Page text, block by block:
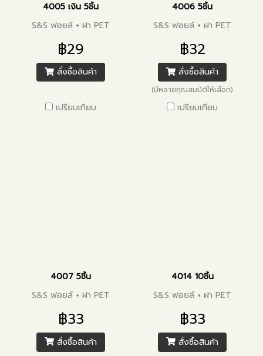
4005 เงิน 5ชิ้น
S&S ฟอยล์ + ฝา PET
฿29
สั่งซื้อสินค้า
เปรียบเทียบ
4006 5ชิ้น
S&S ฟอยล์ + ฝา PET
฿32
สั่งซื้อสินค้า
(มีหลายคุณสมบัติให้เลือก)
เปรียบเทียบ
4007 5ชิ้น
S&S ฟอยล์ + ฝา PET
฿33
สั่งซื้อสินค้า
4014 10ชิ้น
S&S ฟอยล์ + ฝา PET
฿33
สั่งซื้อสินค้า